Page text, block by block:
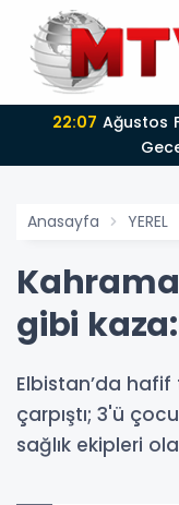
22:07
Anasayfa YEREL
gibi
Elbistan’da
çarpıştı; 3'ü
sağlık ekipleri